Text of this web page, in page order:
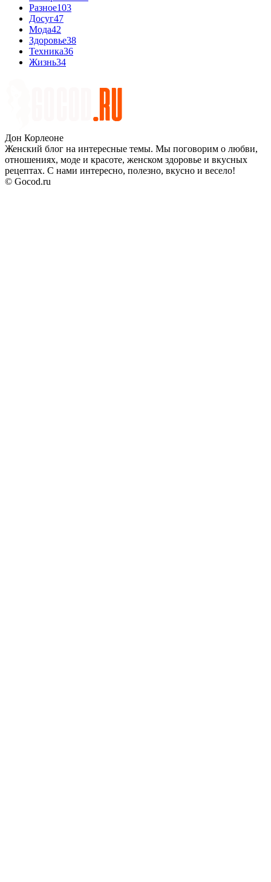
Разное103
Досуг47
Мода42
Здоровье38
Техника36
Жизнь34
Дон Корлеоне
Женский блог на интересные темы. Мы поговорим о любви,
отношениях, моде и красоте, женском здоровье и вкусных
рецептах. С нами интересно, полезно, вкусно и весело!
© Gocod.ru